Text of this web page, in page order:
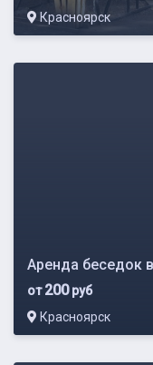
Красноярск
Аренда беседок
от200руб
Красноярск